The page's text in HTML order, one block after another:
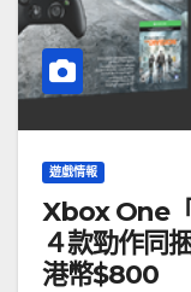
遊戲情報
Xbox One
４款勁作同捆版
港幣$800